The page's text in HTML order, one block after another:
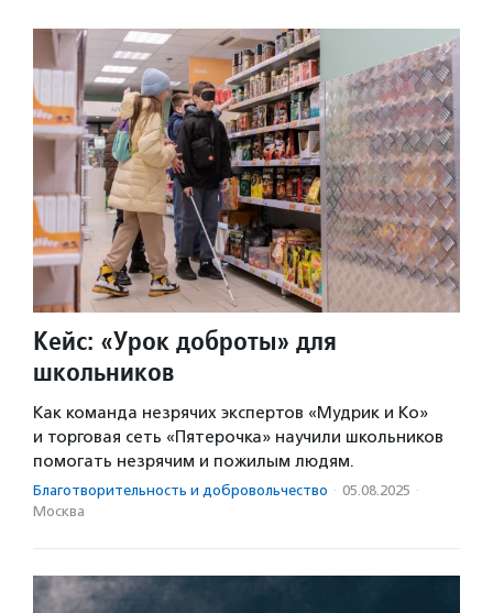
Кейс: «Урок доброты» для
школьников
Как команда незрячих экспертов «Мудрик и Ко»
и торговая сеть «Пятерочка» научили школьников
помогать незрячим и пожилым людям.
Благотвори­тель­ность и доброволь­чест­во · 05.08.2025 ·
Москва